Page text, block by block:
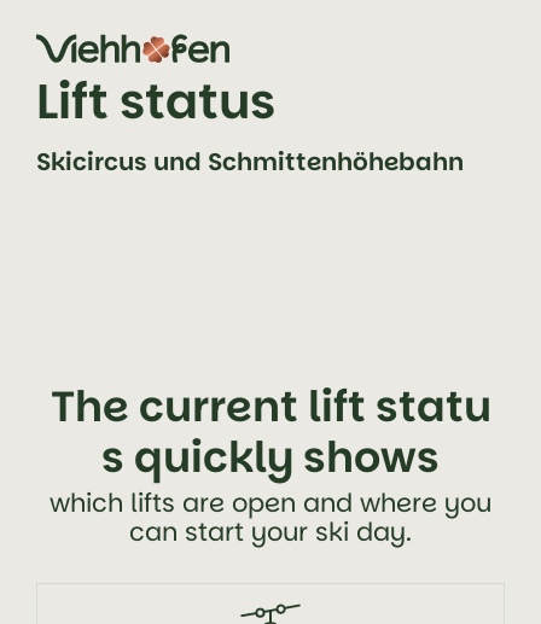
jump to content (alt+0)
jump to main navigation (alt+1)
Lift status
Skicircus und Schmittenhöhebahn
The current lift statu
s quickly shows
which lifts are open and where you
can start your ski day.